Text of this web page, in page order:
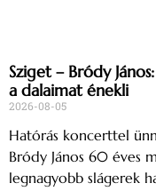
Sziget – Bródy
a dalaimat énekli
2026-08-05
Hatórás koncerttel
Bródy János 60 éves
legnagyobb slágerek